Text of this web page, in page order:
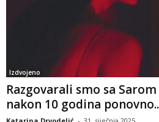
Izdvojeno
Razgovarali smo sa
nakon 10 godina